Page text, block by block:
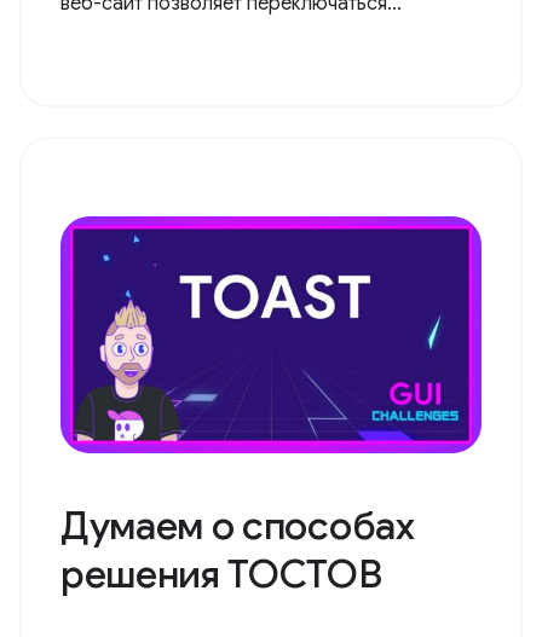
Думаем о способах
решения ТОСТОВ